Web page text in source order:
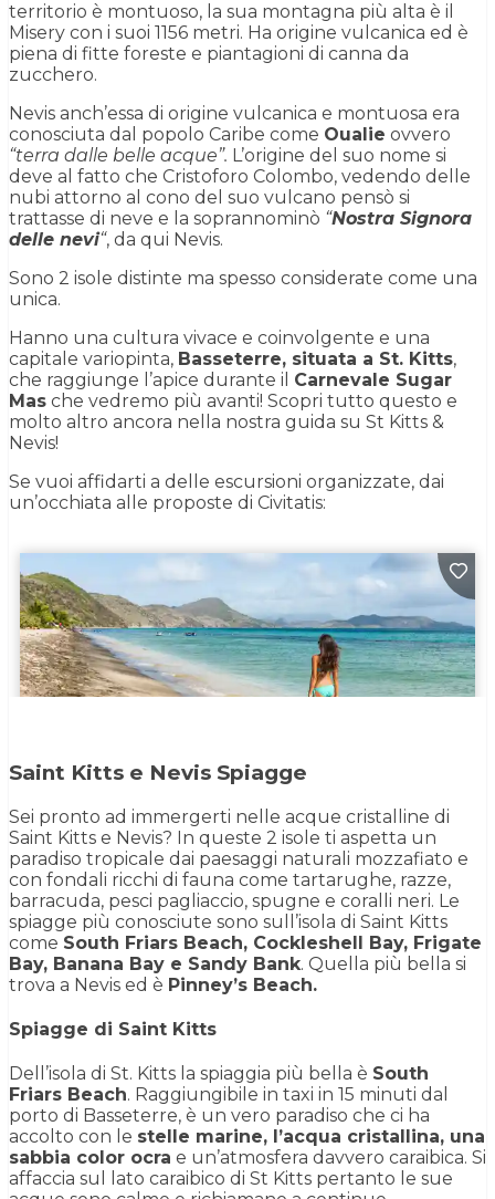
territorio è montuoso, la sua montagna più alta è il
Misery con i suoi 1156 metri. Ha origine vulcanica ed è
piena di fitte foreste e piantagioni di canna da
zucchero.
Nevis anch’essa di origine vulcanica e montuosa era
conosciuta dal popolo Caribe come Oualie ovvero
“terra dalle belle acque”. L’origine del suo nome si
deve al fatto che Cristoforo Colombo, vedendo delle
nubi attorno al cono del suo vulcano pensò si
trattasse di neve e la soprannominò “Nostra Signora
delle nevi“, da qui Nevis.
Sono 2 isole distinte ma spesso considerate come una
unica.
Hanno una cultura vivace e coinvolgente e una
capitale variopinta, Basseterre, situata a St. Kitts,
che raggiunge l’apice durante il Carnevale Sugar
Mas che vedremo più avanti! Scopri tutto questo e
molto altro ancora nella nostra guida su St Kitts &
Nevis!
Se vuoi affidarti a delle escursioni organizzate, dai
un’occhiata alle proposte di Civitatis:
Saint Kitts e Nevis Spiagge
Sei pronto ad immergerti nelle acque cristalline di
Saint Kitts e Nevis? In queste 2 isole ti aspetta un
paradiso tropicale dai paesaggi naturali mozzafiato e
con fondali ricchi di fauna come tartarughe, razze,
barracuda, pesci pagliaccio, spugne e coralli neri. Le
spiagge più conosciute sono sull’isola di Saint Kitts
come South Friars Beach, Cockleshell Bay, Frigate
Bay, Banana Bay e Sandy Bank. Quella più bella si
trova a Nevis ed è Pinney’s Beach.
Spiagge di Saint Kitts
Dell’isola di St. Kitts la spiaggia più bella è South
Friars Beach. Raggiungibile in taxi in 15 minuti dal
porto di Basseterre, è un vero paradiso che ci ha
accolto con le stelle marine, l’acqua cristallina, una
sabbia color ocra e un’atmosfera davvero caraibica. Si
affaccia sul lato caraibico di St Kitts pertanto le sue